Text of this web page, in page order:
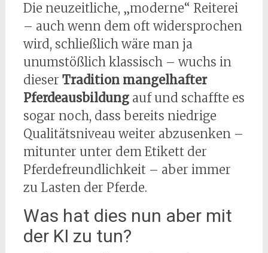
Die neuzeitliche, „moderne“ Reiterei
– auch wenn dem oft widersprochen
wird, schließlich wäre man ja
unumstößlich klassisch – wuchs in
dieser Tradition mangelhafter
Pferdeausbildungauf und schaffte es
sogar noch, dass bereits niedrige
Qualitätsniveau weiter abzusenken –
mitunter unter dem Etikett der
Pferdefreundlichkeit – aber immer
zu Lasten der Pferde.
Was hat dies nun aber mit
der KI zu tun?